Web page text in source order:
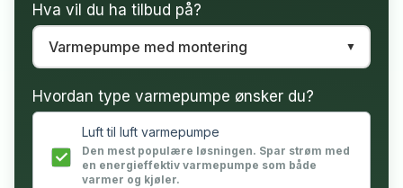
Hva vil du ha tilbud på?
Hvordan type varmepumpe ønsker du?
Luft til luft varmepumpe
Den mest populære løsningen. Spar strøm med
en energieffektiv varmepumpe som både
varmer og kjøler.